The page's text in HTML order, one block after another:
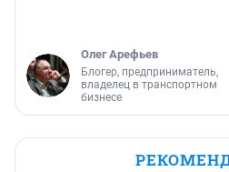
Олег Арефьев
Блогер, предприниматель,
владелец в транспортном
бизнесе